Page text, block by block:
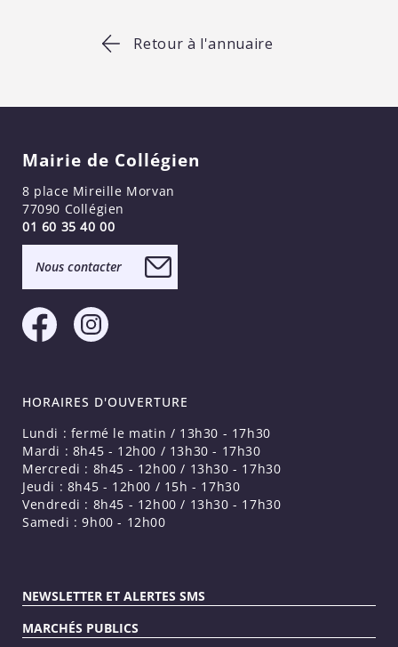
Retour à l'annuaire
Mairie de Collégien
8 place Mireille Morvan
77090 Collégien
01 60 35 40 00
Nous contacter
HORAIRES D'OUVERTURE
Lundi : fermé le matin / 13h30 - 17h30
Mardi : 8h45 - 12h00 / 13h30 - 17h30
Mercredi : 8h45 - 12h00 / 13h30 - 17h30
Jeudi : 8h45 - 12h00 / 15h - 17h30
Vendredi : 8h45 - 12h00 / 13h30 - 17h30
Samedi : 9h00 - 12h00
NEWSLETTER ET ALERTES SMS
MARCHÉS PUBLICS